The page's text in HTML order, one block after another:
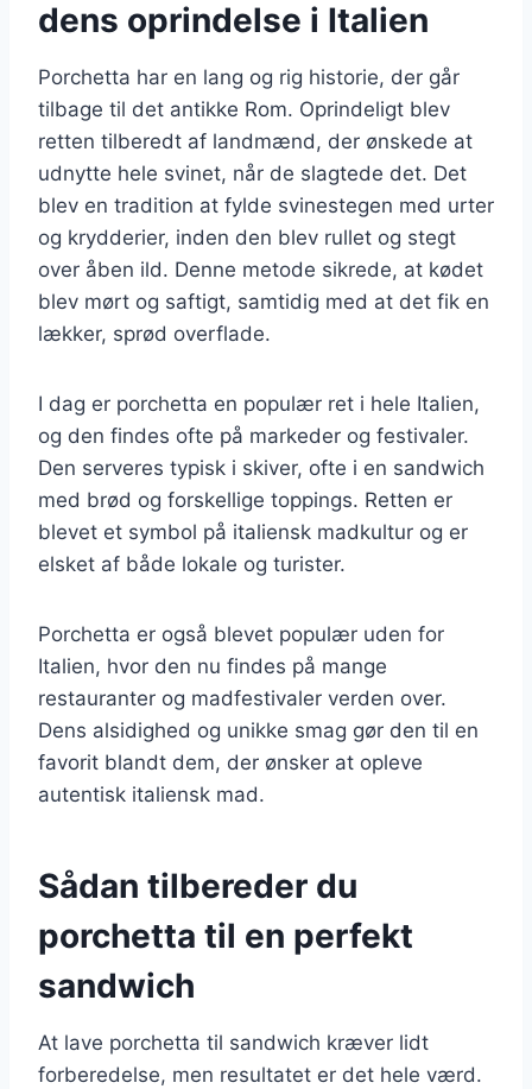
dens oprindelse i Italien
Porchetta har en lang og rig historie, der går
tilbage til det antikke Rom. Oprindeligt blev
retten tilberedt af landmænd, der ønskede at
udnytte hele svinet, når de slagtede det. Det
blev en tradition at fylde svinestegen med urter
og krydderier, inden den blev rullet og stegt
over åben ild. Denne metode sikrede, at kødet
blev mørt og saftigt, samtidig med at det fik en
lækker, sprød overflade.
I dag er porchetta en populær ret i hele Italien,
og den findes ofte på markeder og festivaler.
Den serveres typisk i skiver, ofte i en sandwich
med brød og forskellige toppings. Retten er
blevet et symbol på italiensk madkultur og er
elsket af både lokale og turister.
Porchetta er også blevet populær uden for
Italien, hvor den nu findes på mange
restauranter og madfestivaler verden over.
Dens alsidighed og unikke smag gør den til en
favorit blandt dem, der ønsker at opleve
autentisk italiensk mad.
Sådan tilbereder du
porchetta til en perfekt
sandwich
At lave porchetta til sandwich kræver lidt
forberedelse, men resultatet er det hele værd.